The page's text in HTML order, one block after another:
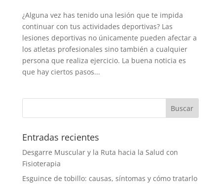
¿Alguna vez has tenido una lesión que te impida
continuar con tus actividades deportivas? Las
lesiones deportivas no únicamente pueden afectar a
los atletas profesionales sino también a cualquier
persona que realiza ejercicio. La buena noticia es
que hay ciertos pasos...
Entradas recientes
Desgarre Muscular y la Ruta hacia la Salud con
Fisioterapia
Esguince de tobillo: causas, síntomas y cómo tratarlo